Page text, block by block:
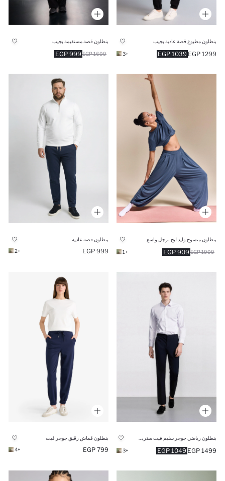
بنطلون مطبوع قصة عادية بجيب
1039 EGP 1299 EGP
+3
بنطلون قصة مستقيمة بجيب
999 EGP 1699 EGP
بنطلون منسوج وايد ليج برجل واسع
909 EGP 1999 EGP
+1
بنطلون قصة عادية
999 EGP
+2
1049 EGP 1499 EGP
+3
بنطلون قماش رقيق جوجر فيت
799 EGP
+4